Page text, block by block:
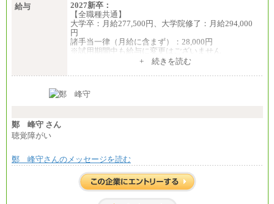
給与
2027新卒：
【全職種共通】
大学卒：月給277,500円、大学院修了：月給294,000
円
諸手当一律（月給に含まず）：28,000円
※試用期間中も給与に変更はございません
月給370,000円～
ます。
+ 続きを読む
鄭 峰守 さん
聴覚障がい
鄭 峰守さんのメッセージを読む